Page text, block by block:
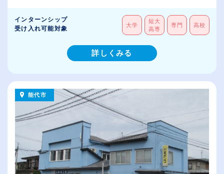
インターンシップ
受け入れ可能対象
大学
短大
高専
専門 高校
詳しくみる
能代市